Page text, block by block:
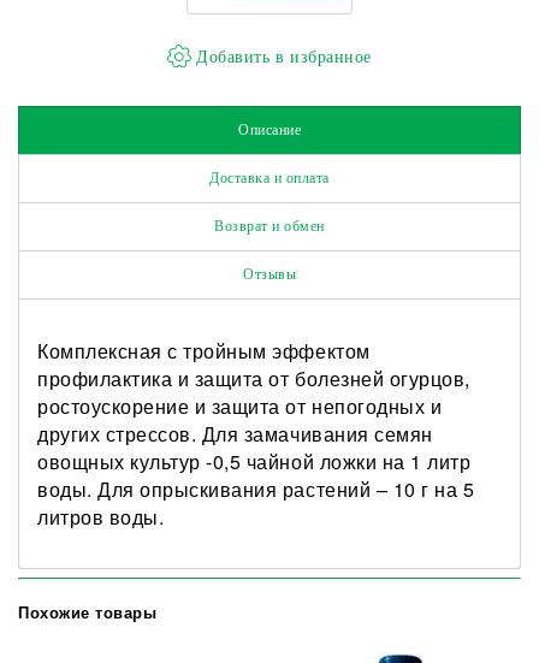
Описание
Доставка и оплата
Возврат и обмен
Отзывы
Комплексная с тройным эффектом
профилактика и защита от болезней огурцов,
ростоускорение и защита от непогодных и
других стрессов. Для замачивания семян
овощных культур -0,5 чайной ложки на 1 литр
воды. Для опрыскивания растений – 10 г на 5
литров воды.
Похожие товары